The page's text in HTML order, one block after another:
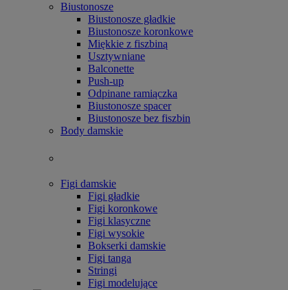
Biustonosze
Biustonosze gładkie
Biustonosze koronkowe
Miękkie z fiszbiną
Usztywniane
Balconette
Push-up
Odpinane ramiączka
Biustonosze spacer
Biustonosze bez fiszbin
Body damskie
Figi damskie
Figi gładkie
Figi koronkowe
Figi klasyczne
Figi wysokie
Bokserki damskie
Figi tanga
Stringi
Figi modelujące